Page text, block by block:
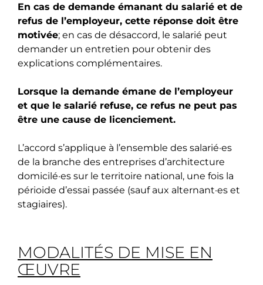
En cas de demande émanant du salarié et de
refus de l’employeur, cette réponse doit être
motivée; en cas de désaccord, le salarié peut
demander un entretien pour obtenir des
explications complémentaires.
Lorsque la demande émane de l’employeur
et que le salarié refuse, ce refus ne peut pas
être une cause de licenciement.
L’accord s’applique à l’ensemble des salarié·es
de la branche des entreprises d’architecture
domicilé·es sur le territoire national, une fois la
périoide d’essai passée (sauf aux alternant·es et
stagiaires).
MODALITÉS DE MISE EN
ŒUVRE